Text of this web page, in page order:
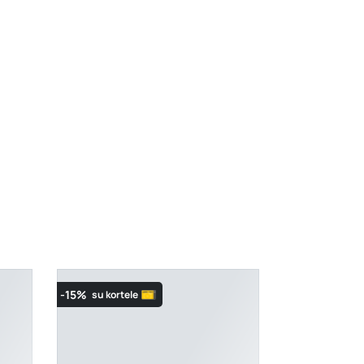
maks. sukimo momentas 65 Nm, be akumuliatoriaus
-15% su kortele